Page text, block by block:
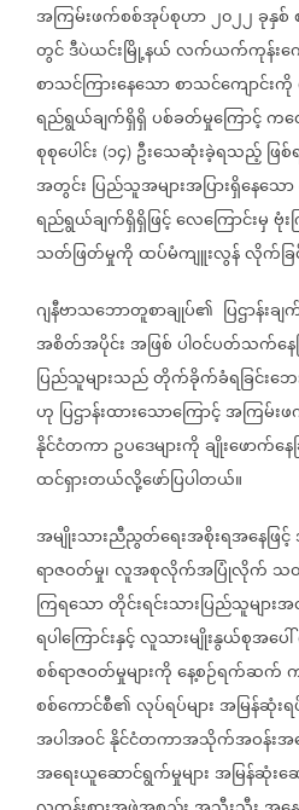
အကြမ်းဖက်စစ်အုပ်စုဟာ၂၀၂၂ခုနှစ်
တွင်ဒီပဲယင်းမြို့နယ်လက်ယက်ကုန်းကျ
စာသင်ကြားနေသောစာသင်ကျောင်းကို
ရည်ရွယ်ချက်ရှိရှိပစ်ခတ်မှုကြောင့်ကလ
စုစုပေါင်း (၁၄) ဦးသေဆုံးခဲ့ရသည့်ဖြ
အတွင်း ပြည်သူအများအပြားရှိနေသော
ရည်ရွယ်ချက်ရှိရှိဖြင့်လေကြောင်းမှဗုံ
သတ်ဖြတ်မှုကိုထပ်မံကျူးလွန်လိုက်ခ
ဂျနီဗာသဘောတူစာချုပ်၏ ပြဌာန်းခ
အစိတ်အပိုင်းအဖြစ်ပါဝင်ပတ်သက်နေ
ပြည်သူများသည်တိုက်ခိုက်ခံရခြင်းဘေ
ဟု ပြဌာန်းထားသောကြောင့်အကြမ်း
နိုင်ငံတကာဥပဒေများကိုချိုးဖောက်နေ
ထင်ရှားတယ်လို့ဖော်ပြပါတယ်။
အမျိုးသားညီညွတ်ရေးအစိုးရအနေဖြင့်
ရာဇဝတ်မှု၊လူအစုလိုက်အပြုံလိုက် သ
ကြရသောတိုင်းရင်းသားပြည်သူမျာ
ရပါကြောင်းနှင့်လူသားမျိုးနွယ်စုအပေါ်
စစ်ရာဇဝတ်မှုများကိုနေ့စဉ်ရက်ဆက်
စစ်ကောင်စီ၏လုပ်ရပ်များအမြန်ဆုံး
အပါအဝင်နိုင်ငံတကာအသိုက်အဝန်းအန
အရေးယူဆောင်ရွက်မှုများအမြန်ဆုံးဆ